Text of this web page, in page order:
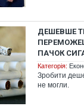
ДЕШЕВШЕ
ПАЧОК
Категорія:
Зробити
не могли.